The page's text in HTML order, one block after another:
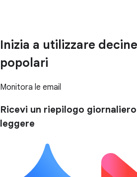
Inizia a utilizzare
popolari
Monitora le email
Ricevi un riepilogo
leggere